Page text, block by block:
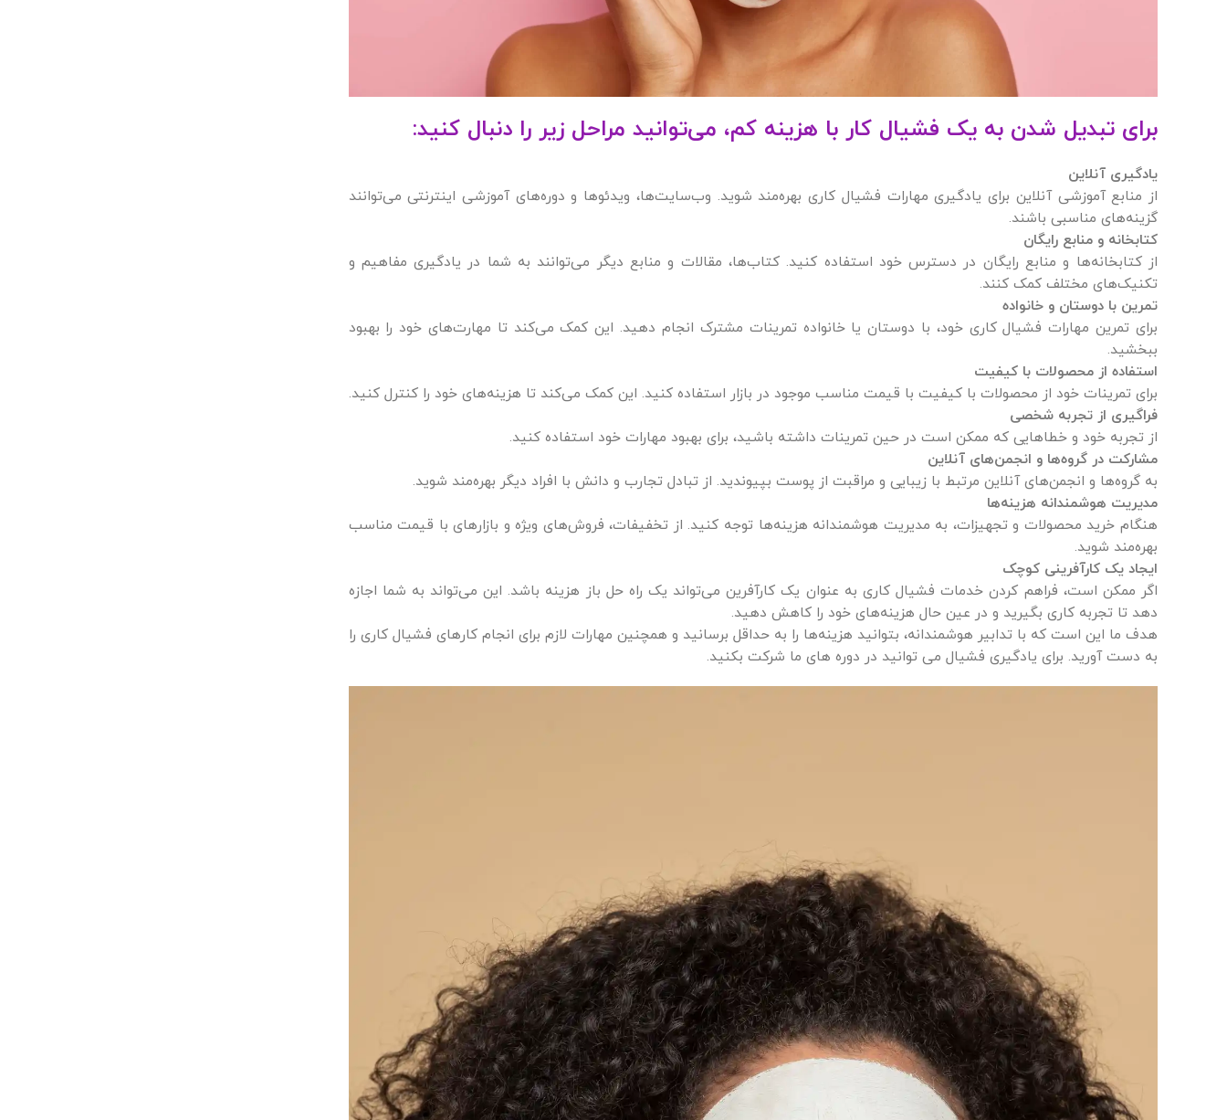
برای تبدیل شدن به یک فشیال کار با هزینه کم، می‌توانید مراحل زیر را دنبال کنید:
یادگیری آنلاین
از منابع آموزشی آنلاین برای یادگیری مهارات فشیال کاری بهره‌مند شوید. وب‌سایت‌ها، ویدئوها و دوره‌های آموزشی اینترنتی می‌توانند
گزینه‌های مناسبی باشند.
کتابخانه و منابع رایگان
از کتابخانه‌ها و منابع رایگان در دسترس خود استفاده کنید. کتاب‌ها، مقالات و منابع دیگر می‌توانند به شما در یادگیری مفاهیم و
تکنیک‌های مختلف کمک کنند.
تمرین با دوستان و خانواده
برای تمرین مهارات فشیال کاری خود، با دوستان یا خانواده تمرینات مشترک انجام دهید. این کمک می‌کند تا مهارت‌های خود را بهبود
ببخشید.
استفاده از محصولات با کیفیت
برای تمرینات خود از محصولات با کیفیت با قیمت مناسب موجود در بازار استفاده کنید. این کمک می‌کند تا هزینه‌های خود را کنترل کنید.
فراگیری از تجربه شخصی
از تجربه خود و خطاهایی که ممکن است در حین تمرینات داشته باشید، برای بهبود مهارات خود استفاده کنید.
مشارکت در گروه‌ها و انجمن‌های آنلاین
به گروه‌ها و انجمن‌های آنلاین مرتبط با زیبایی و مراقبت از پوست بپیوندید. از تبادل تجارب و دانش با افراد دیگر بهره‌مند شوید.
مدیریت هوشمندانه هزینه‌ها
هنگام خرید محصولات و تجهیزات، به مدیریت هوشمندانه هزینه‌ها توجه کنید. از تخفیفات، فروش‌های ویژه و بازارهای با قیمت مناسب
بهره‌مند شوید.
ایجاد یک کارآفرینی کوچک
اگر ممکن است، فراهم کردن خدمات فشیال کاری به عنوان یک کارآفرین می‌تواند یک راه حل باز هزینه باشد. این می‌تواند به شما اجازه
دهد تا تجربه کاری بگیرید و در عین حال هزینه‌های خود را کاهش دهید.
هدف ما این است که با تدابیر هوشمندانه، بتوانید هزینه‌ها را به حداقل برسانید و همچنین مهارات لازم برای انجام کارهای فشیال کاری را
به دست آورید. برای یادگیری فشیال می توانید در دوره های ما شرکت بکنید.